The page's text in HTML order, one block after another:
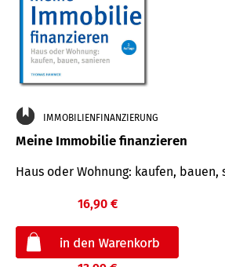
IMMOBILIENFINANZIERUNG
Meine Immobilie finanzieren
Haus oder Wohnung: kaufen, bauen,
16,90 €